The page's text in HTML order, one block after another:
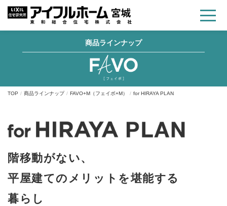
商品ラインナップ
TOP 商品ラインナップ FAVO+M（フェイボ+M） for HIRAYA PLAN
階移動がない、
平屋建てのメリットを堪能する
暮らし